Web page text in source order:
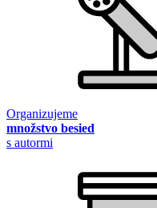
Organizujeme
množstvo besied
s autormi